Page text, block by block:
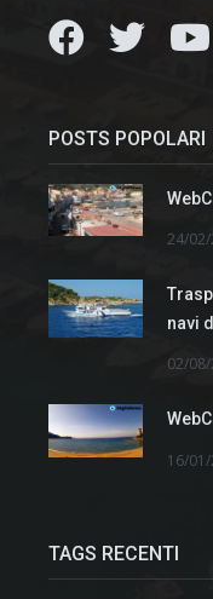
POSTS POPOLARI
24/
navi
02/
16/
TAGS RECENTI